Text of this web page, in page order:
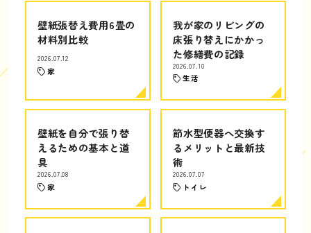
壁紙張替え費用6畳の
材料別比較
2026.07.12
家
我が家のリビングの
床張り替えにかかっ
た修繕費の記録
2026.07.10
生活
壁紙を自分で張り替
えるための基本と道
具
2026.07.08
家
節水型便器へ交換す
るメリットと最新技
術
2026.07.07
トイレ